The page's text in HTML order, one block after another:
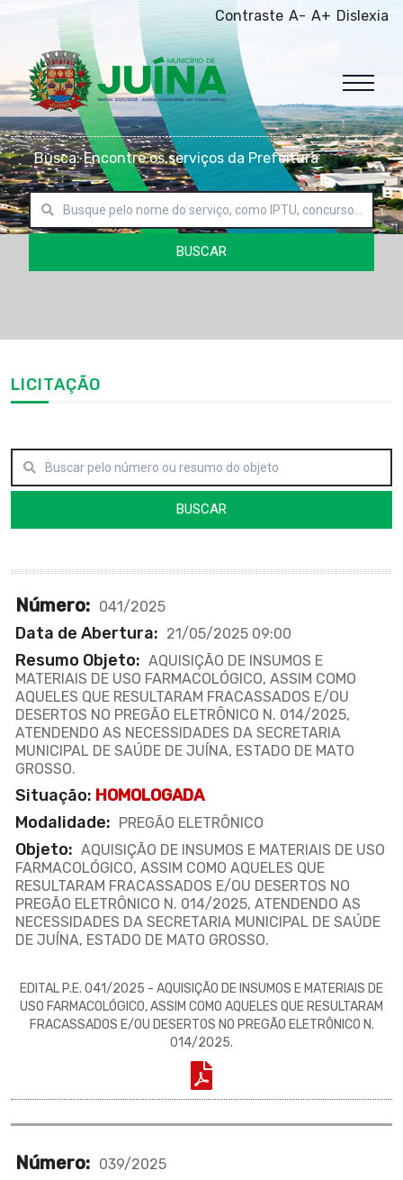
Contraste A- A+ Dislexia
Busca: Encontre os serviços da Prefeitura
BUSCAR
LICITAÇÃO
BUSCAR
Número: 041/2025
Data de Abertura: 21/05/2025 09:00
Resumo Objeto: AQUISIÇÃO DE INSUMOS E
MATERIAIS DE USO FARMACOLÓGICO, ASSIM COMO
AQUELES QUE RESULTARAM FRACASSADOS E/OU
DESERTOS NO PREGÃO ELETRÔNICO N. 014/2025,
ATENDENDO AS NECESSIDADES DA SECRETARIA
MUNICIPAL DE SAÚDE DE JUÍNA, ESTADO DE MATO
GROSSO.
Situação: HOMOLOGADA
Modalidade: PREGÃO ELETRÔNICO
Objeto: AQUISIÇÃO DE INSUMOS E MATERIAIS DE USO
FARMACOLÓGICO, ASSIM COMO AQUELES QUE
RESULTARAM FRACASSADOS E/OU DESERTOS NO
PREGÃO ELETRÔNICO N. 014/2025, ATENDENDO AS
NECESSIDADES DA SECRETARIA MUNICIPAL DE SAÚDE
DE JUÍNA, ESTADO DE MATO GROSSO.
EDITAL P.E. 041/2025 - AQUISIÇÃO DE INSUMOS E MATERIAIS DE
USO FARMACOLÓGICO, ASSIM COMO AQUELES QUE RESULTARAM
FRACASSADOS E/OU DESERTOS NO PREGÃO ELETRÔNICO N.
014/2025.
Número: 039/2025